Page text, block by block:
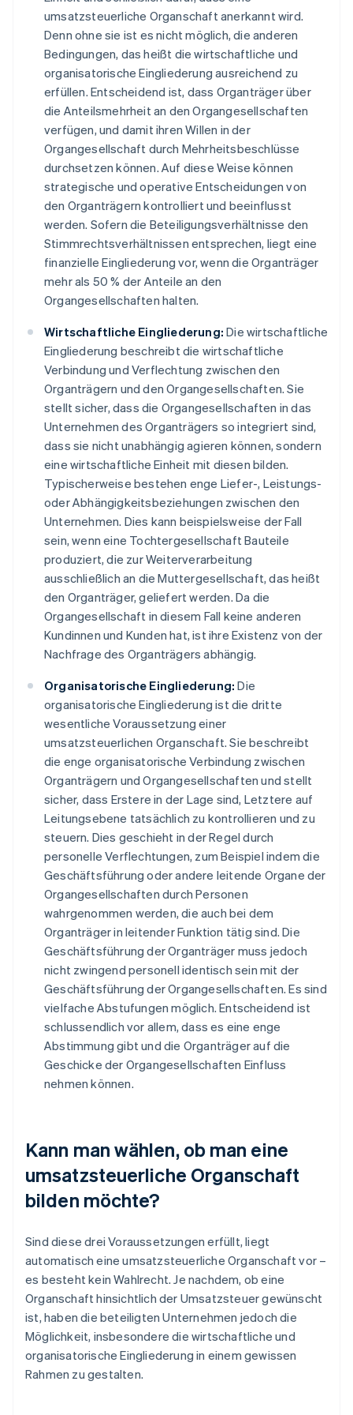
umsatzsteuerliche Organschaft anerkannt wird.
Denn ohne sie ist es nicht möglich, die anderen
Bedingungen, das heißt die wirtschaftliche und
organisatorische Eingliederung ausreichend zu
erfüllen. Entscheidend ist, dass Organträger über
die Anteilsmehrheit an den Organgesellschaften
verfügen, und damit ihren Willen in der
Organgesellschaft durch Mehrheitsbeschlüsse
durchsetzen können. Auf diese Weise können
strategische und operative Entscheidungen von
den Organträgern kontrolliert und beeinflusst
werden. Sofern die Beteiligungsverhältnisse den
Stimmrechtsverhältnissen entsprechen, liegt eine
finanzielle Eingliederung vor, wenn die Organträger
mehr als 50 % der Anteile an den
Organgesellschaften halten.
Wirtschaftliche Eingliederung: Die wirtschaftliche
Eingliederung beschreibt die wirtschaftliche
Verbindung und Verflechtung zwischen den
Organträgern und den Organgesellschaften. Sie
stellt sicher, dass die Organgesellschaften in das
Unternehmen des Organträgers so integriert sind,
dass sie nicht unabhängig agieren können, sondern
eine wirtschaftliche Einheit mit diesen bilden.
Typischerweise bestehen enge Liefer-, Leistungs-
oder Abhängigkeitsbeziehungen zwischen den
Unternehmen. Dies kann beispielsweise der Fall
sein, wenn eine Tochtergesellschaft Bauteile
produziert, die zur Weiterverarbeitung
ausschließlich an die Muttergesellschaft, das heißt
den Organträger, geliefert werden. Da die
Organgesellschaft in diesem Fall keine anderen
Kundinnen und Kunden hat, ist ihre Existenz von der
Nachfrage des Organträgers abhängig.
Organisatorische Eingliederung: Die
organisatorische Eingliederung ist die dritte
wesentliche Voraussetzung einer
umsatzsteuerlichen Organschaft. Sie beschreibt
die enge organisatorische Verbindung zwischen
Organträgern und Organgesellschaften und stellt
sicher, dass Erstere in der Lage sind, Letztere auf
Leitungsebene tatsächlich zu kontrollieren und zu
steuern. Dies geschieht in der Regel durch
personelle Verflechtungen, zum Beispiel indem die
Geschäftsführung oder andere leitende Organe der
Organgesellschaften durch Personen
wahrgenommen werden, die auch bei dem
Organträger in leitender Funktion tätig sind. Die
Geschäftsführung der Organträger muss jedoch
nicht zwingend personell identisch sein mit der
Geschäftsführung der Organgesellschaften. Es sind
vielfache Abstufungen möglich. Entscheidend ist
schlussendlich vor allem, dass es eine enge
Abstimmung gibt und die Organträger auf die
Geschicke der Organgesellschaften Einfluss
nehmen können.
Kann man wählen, ob man eine
umsatzsteuerliche Organschaft
bilden möchte?
Sind diese drei Voraussetzungen erfüllt, liegt
automatisch eine umsatzsteuerliche Organschaft vor –
es besteht kein Wahlrecht. Je nachdem, ob eine
Organschaft hinsichtlich der Umsatzsteuer gewünscht
ist, haben die beteiligten Unternehmen jedoch die
Möglichkeit, insbesondere die wirtschaftliche und
organisatorische Eingliederung in einem gewissen
Rahmen zu gestalten.